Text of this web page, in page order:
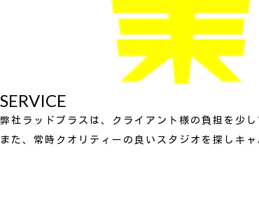
SERVICE
弊社ラッドプラスは、クライアント様の負担を少
また、常時クオリティーの良いスタジオを探しキ